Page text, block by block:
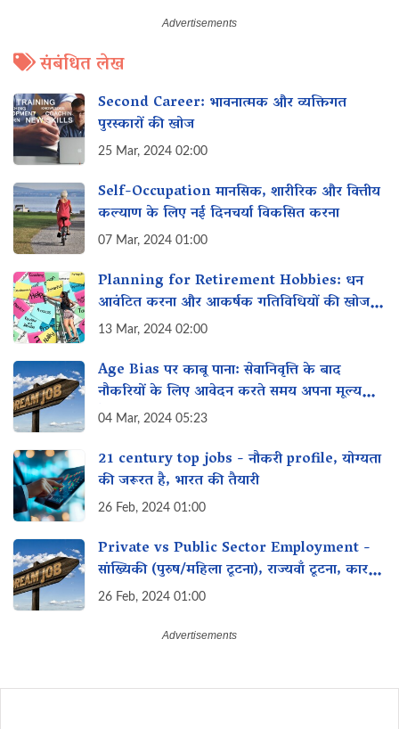
संबंधित लेख
Second Career: भावनात्मक और व्यक्तिगत
पुरस्कारों की खोज
25 Mar, 2024 02:00
Self-Occupation मानसिक, शारीरिक और वित्तीय
कल्याण के लिए नई दिनचर्या विकसित करना
07 Mar, 2024 01:00
Planning for Retirement Hobbies: धन
आवंटित करना और आकर्षक गतिविधियों की खोज
करना
13 Mar, 2024 02:00
Age Bias पर काबू पाना: सेवानिवृत्ति के बाद
नौकरियों के लिए आवेदन करते समय अपना मूल्य
कैसे प्रदर्शित करें
04 Mar, 2024 05:23
21 century top jobs - नौकरी profile, योग्यता
की जरूरत है, भारत की तैयारी
26 Feb, 2024 01:00
Private vs Public Sector Employment -
सांख्यिकी (पुरुष/महिला टूटना), राज्यवाँ टूटना, कारण,
समाधान
26 Feb, 2024 01:00